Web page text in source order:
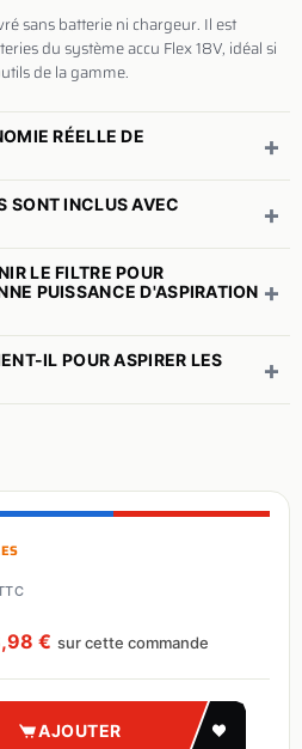
sans batterie ni chargeur. Il est
du système accu Flex 18V, idéal si
de la gamme.
RÉELLE DE
+
SONT INCLUS AVEC
+
LE FILTRE POUR
PUISSANCE D'ASPIRATION +
IL POUR ASPIRER LES
+
€ sur cette commande
AJOUTER